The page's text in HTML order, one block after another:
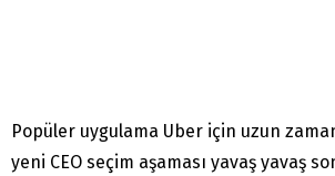
Popüler uygulama Uber için uzun
yeni CEO seçim aşaması yavaş yavaş